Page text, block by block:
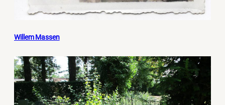
Willem Massen